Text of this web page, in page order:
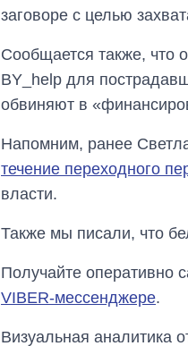
заговоре с целью
Сообщается также, что
BY_help для
обвиняют в
Напомним, ранее
течение переходного
власти.
Также мы писали, что
Получайте оперативно
VIBER-мессенджере.
Визуальная аналитика